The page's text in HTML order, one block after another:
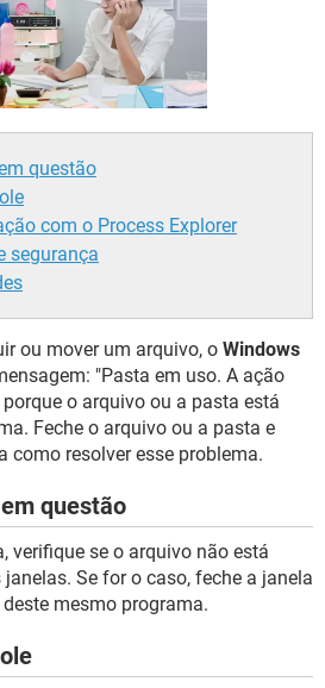
questão
com o Process Explorer
segurança
ou mover um arquivo, o Windows
"Pasta em uso. A ação
o arquivo ou a pasta está
Feche o arquivo ou a pasta e
como resolver esse problema.
questão
verifique se o arquivo não está
Se for o caso, feche a janela
mesmo programa.